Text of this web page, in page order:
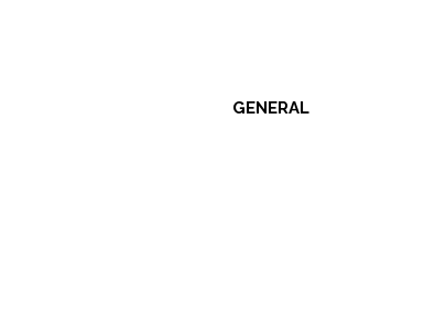
GENERAL